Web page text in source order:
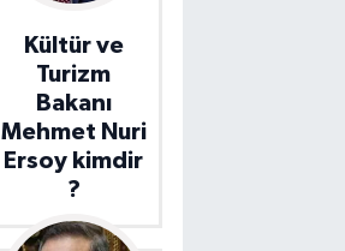
Kültür ve
Turizm
Bakanı
Mehmet Nuri
Ersoy kimdir
?